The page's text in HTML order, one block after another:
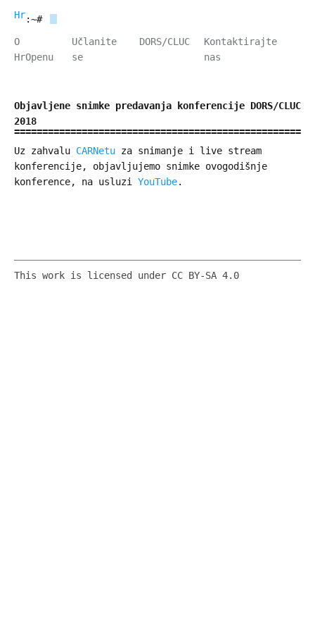
HrOpen
:~#
O
HrOpenu
Učlanite
se
DORS/CLUC
Kontaktirajte
nas
Objavljene snimke predavanja konferencije DORS/CLUC
2018
Uz zahvalu CARNetu za snimanje i live stream
konferencije, objavljujemo snimke ovogodišnje
konference, na usluzi YouTube.
This work is licensed under CC BY-SA 4.0